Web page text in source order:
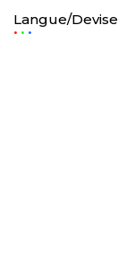
Langue/Devise
.